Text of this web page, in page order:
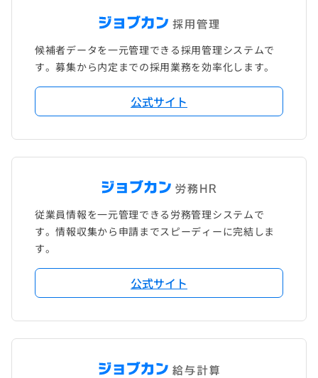
候補者データを一元管理できる採用管理システムで
す。募集から内定までの採用業務を効率化します。
公式サイト
従業員情報を一元管理できる労務管理システムで
す。情報収集から申請までスピーディーに完結しま
す。
公式サイト